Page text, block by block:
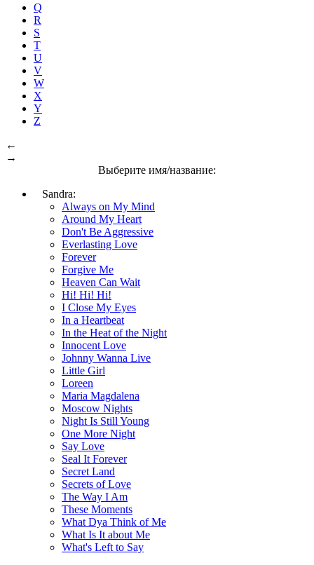
Q
R
S
T
U
V
W
X
Y
Z
←
→
Выберите имя/название:
Sandra:
Always on My Mind
Around My Heart
Don't Be Aggressive
Everlasting Love
Forever
Forgive Me
Heaven Can Wait
Hi! Hi! Hi!
I Close My Eyes
In a Heartbeat
In the Heat of the Night
Innocent Love
Johnny Wanna Live
Little Girl
Loreen
Maria Magdalena
Moscow Nights
Night Is Still Young
One More Night
Say Love
Seal It Forever
Secret Land
Secrets of Love
The Way I Am
These Moments
What Dya Think of Me
What Is It about Me
What's Left to Say